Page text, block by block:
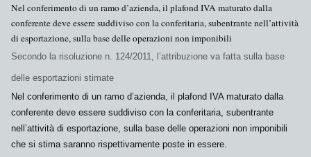
Nel conferimento di un ramo d’azienda, il plafondIVA maturato dalla
conferente deve esseresuddivisocon la conferitaria, subentrante nell’attività
di esportazione, sulla base delle operazioni non imponibili
Secondo la risoluzione n. 124/2011, l’attribuzione va fatta sulla base
delle esportazioni stimate
Nel conferimento di un ramo d’azienda, il plafond IVA maturato dalla
conferente deve essere suddiviso con la conferitaria, subentrante
nell’attività di esportazione, sulla base delle operazioni non imponibili
che si stima saranno rispettivamente poste in essere.